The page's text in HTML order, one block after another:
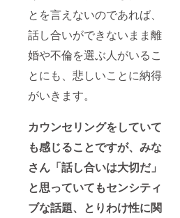
とを言えないのであれば、
話し合いができないまま離
婚や不倫を選ぶ人がいるこ
とにも、悲しいことに納得
がいきます。
カウンセリングをしていて
も感じることですが、みな
さん「話し合いは大切だ」
と思っていてもセンシティ
ブな話題、とりわけ性に関